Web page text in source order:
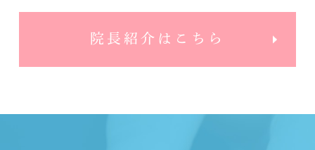
院長紹介はこちら